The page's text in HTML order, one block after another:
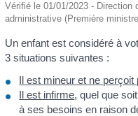
Vérifié le 01/01/2023 - Direction
administrative (Première
Un enfant est considéré à
3 situations suivantes :
Il est mineur et ne
Il est infirme, quel que
à ses besoins en raison